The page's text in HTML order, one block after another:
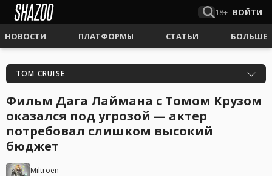
18+ ВОЙТИ
НОВОСТИ ПЛАТФОРМЫ СТАТЬИ БОЛЬШЕ
TOM CRUISE
Фильм Дага Лаймана с Томом Крузом
оказался под угрозой — актер
потребовал слишком высокий
бюджет
Miltroen